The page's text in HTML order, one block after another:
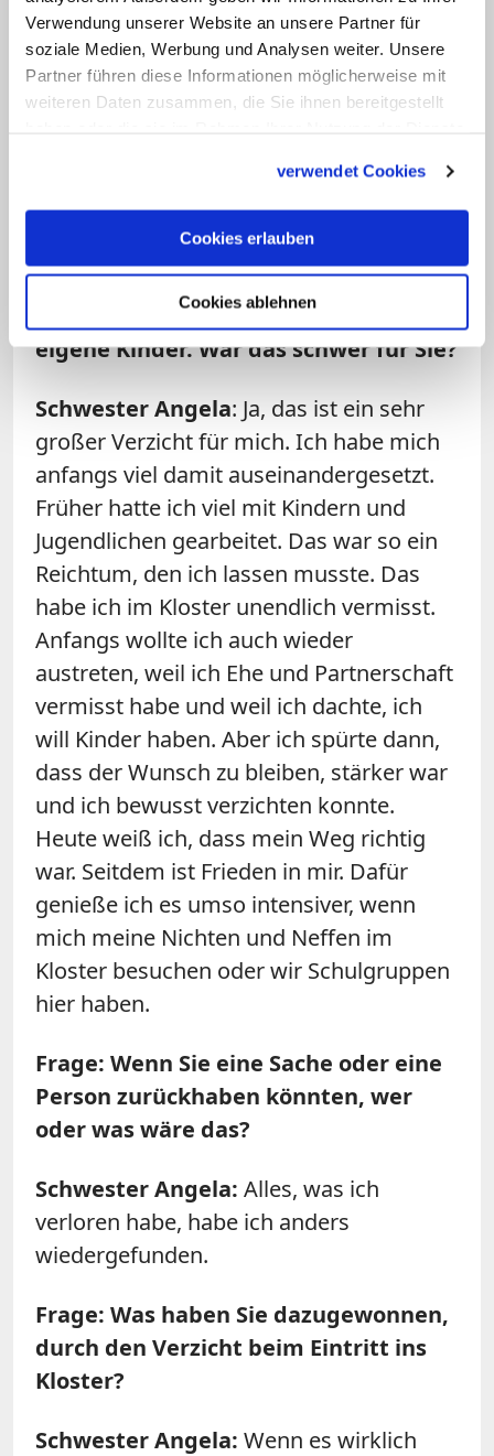
Verwendung unserer Website an unsere Partner für
soziale Medien, Werbung und Analysen weiter. Unsere
Partner führen diese Informationen möglicherweise mit
weiteren Daten zusammen, die Sie ihnen bereitgestellt
verwendet Cookies
Cookies erlauben
Cookies ablehnen
schönen Garten.
Frage: Was war der bislang schwerste
Frage: Sie verzichten auf Familie und
eigene Kinder. War das schwer für Sie?
Schwester Angela: Ja, das ist ein sehr
großer Verzicht für mich. Ich habe mich
anfangs viel damit auseinandergesetzt.
Früher hatte ich viel mit Kindern und
Jugendlichen gearbeitet. Das war so ein
Reichtum, den ich lassen musste. Das
habe ich im Kloster unendlich vermisst.
Anfangs wollte ich auch wieder
austreten, weil ich Ehe und Partnerschaft
vermisst habe und weil ich dachte, ich
will Kinder haben. Aber ich spürte dann,
dass der Wunsch zu bleiben, stärker war
und ich bewusst verzichten konnte.
Heute weiß ich, dass mein Weg richtig
war. Seitdem ist Frieden in mir. Dafür
genieße ich es umso intensiver, wenn
mich meine Nichten und Neffen im
Kloster besuchen oder wir Schulgruppen
hier haben.
Frage: Wenn Sie eine Sache oder eine
Person zurückhaben könnten, wer
oder was wäre das?
Schwester Angela: Alles, was ich
verloren habe, habe ich anders
wiedergefunden.
Frage: Was haben Sie dazugewonnen,
durch den Verzicht beim Eintritt ins
Kloster?
Schwester Angela: Wenn es wirklich